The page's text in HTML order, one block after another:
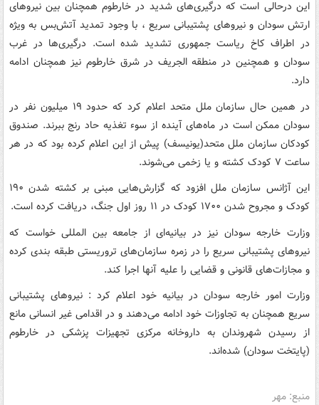
این درحالی است که درگیری‌های شدید در خارطوم همچنان بین نیروهای
ارتش سودان و نیروهای پشتیبانی سریع ، با وجود تمدید آتش‌بس به ویژه
در اطراف کاخ ریاست جمهوری تشدید شده است. درگیری‌ها در غرب
سودان و همچنین در منطقه الجریف در شرق خارطوم نیز همچنان ادامه
دارد.
در همین حال سازمان ملل متحد اعلام کرد که حدود ۱۹ میلیون نفر در
سودان ممکن است در ماه‌های آینده از سوء تغذیه حاد رنج ببرند. صندوق
کودکان سازمان ملل متحد(یونیسف) پیش از این اعلام کرده بود که در هر
ساعت ۷ کودک کشته و یا زخمی می‌شوند.
این آژانس سازمان ملل افزود که گزارش‌هایی مبنی بر کشته شدن ۱۹۰
کودک و مجروح شدن ۱۷۰۰ کودک در ۱۱ روز اول جنگ، دریافت کرده است.
وزارت خارجه سودان نیز در بیانیه‌ای از جامعه بین المللی خواست که
نیروهای پشتیبانی سریع را در زمره سازمان‌های تروریستی طبقه بندی کرده
و مجازات‌های قانونی و قضایی را علیه آنها اجرا کند.
وزارت امور خارجه سودان در بیانیه خود اعلام کرد : نیروهای پشتیبانی
سریع همچنان به تجاوزات خود ادامه می‌دهند و در اقدامی غیر انسانی مانع
از رسیدن شهروندان به داروخانه مرکزی تجهیزات پزشکی در خارطوم
(پایتخت سودان) شده‌اند.
منبع: مهر